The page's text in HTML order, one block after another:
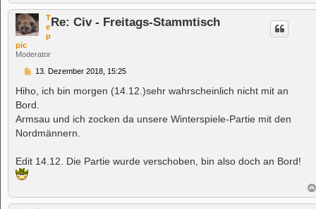
T
e
p
pic
Moderator
Re: Civ - Freitags-Stammtisch
B
i
r
a
g
13. Dezember 2018, 15:25
Hiho, ich bin morgen (14.12.)sehr wahrscheinlich nicht mit an
Bord.
Armsau und ich zocken da unsere Winterspiele-Partie mit den
Nordmännern.
Edit 14.12. Die Partie wurde verschoben, bin also doch an Bord!